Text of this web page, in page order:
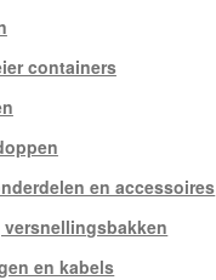
containers
en accessoires
versnellingsbakken
en kabels